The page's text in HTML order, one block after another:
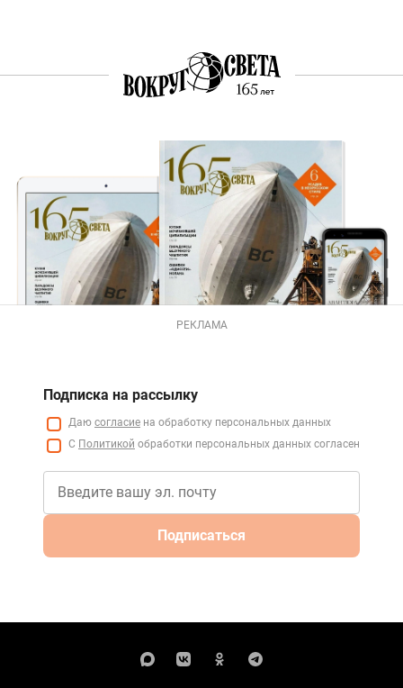
РЕКЛАМА
Подписка на рассылку
Даю согласие на обработку персональных данных
С Политикой обработки персональных данных согласен
Подписаться